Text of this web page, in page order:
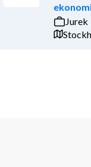
Jurek